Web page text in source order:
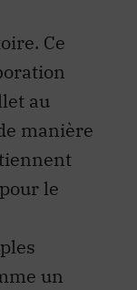
Ce
au
manière
le
un